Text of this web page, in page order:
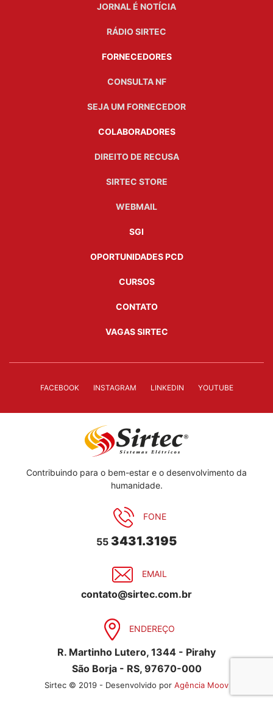
JORNAL É NOTÍCIA
RÁDIO SIRTEC
FORNECEDORES
CONSULTA NF
SEJA UM FORNECEDOR
COLABORADORES
DIREITO DE RECUSA
SIRTEC STORE
WEBMAIL
SGI
OPORTUNIDADES PCD
CURSOS
CONTATO
VAGAS SIRTEC
FACEBOOK INSTAGRAM LINKEDIN YOUTUBE
Contribuindo para o bem-estar e o desenvolvimento da
humanidade.
FONE
55 3431.3195
EMAIL
contato@sirtec.com.br
ENDEREÇO
R. Martinho Lutero, 1344 - Pirahy
São Borja - RS, 97670-000
Sirtec © 2019 - Desenvolvido por Agência Moov